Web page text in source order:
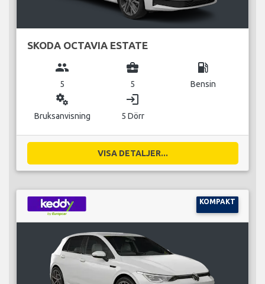
SKODA OCTAVIA ESTATE
group
5
business_center
5
local_gas_station
Bensin
miscellaneous_services
Bruksanvisning
login
5 Dörr
VISA DETALJER...
KOMPAKT